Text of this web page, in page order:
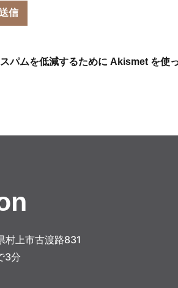
パムを低減するために Akismet を使っ
上市古渡路831
3分